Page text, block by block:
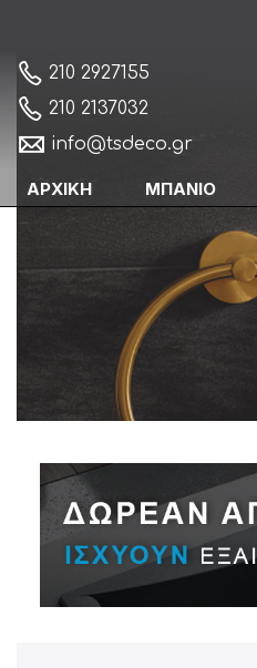
210 2927155
210 2137032
info@tsdeco.gr
ΑΡΧΙΚΗ ΜΠΑΝΙΟ